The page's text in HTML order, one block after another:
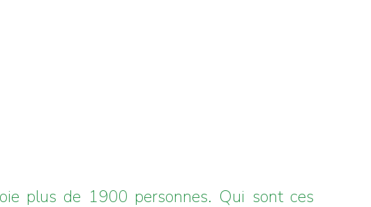
plus de 1900 personnes. Qui sont ces